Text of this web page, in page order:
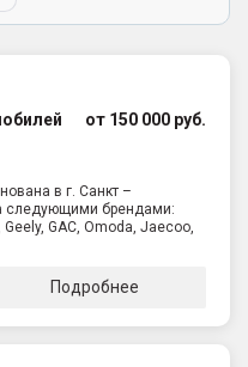
от 150 000 руб.
в г. Санкт –
следующими брендами:
GAC, Omoda, Jaecoo,
Подробнее